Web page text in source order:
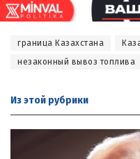
граница Казахстана
незаконный вывоз топлива
Из этой рубрики